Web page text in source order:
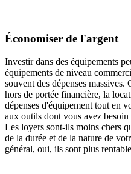
Économiser de l'argent
Investir dans des équipements
équipements de niveau
souvent des dépenses
hors de portée financière, la
dépenses d'équipement tout en
aux outils dont vous avez
Les loyers sont-ils moins chers
de la durée et de la nature de
général, oui, ils sont plus